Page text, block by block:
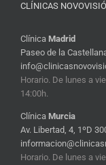
CLÍNICAS
Clínica Madrid
Paseo de la
Horario. De lunes a
14:00h.
Clínica Murcia
Av. Libertad, 4, 1ºD
Horario. De lunes a